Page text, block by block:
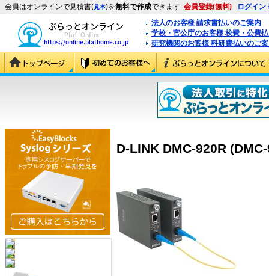
会員はオンラインで見積書(見本)を無料で作成できます 会員登録(無料) ログイン
法人のお客様 請求書払いのご案内
学校・官公庁のお客様 校費・公費
研究機関のお客様 科研費払いのご
D-LINK DMC-920R